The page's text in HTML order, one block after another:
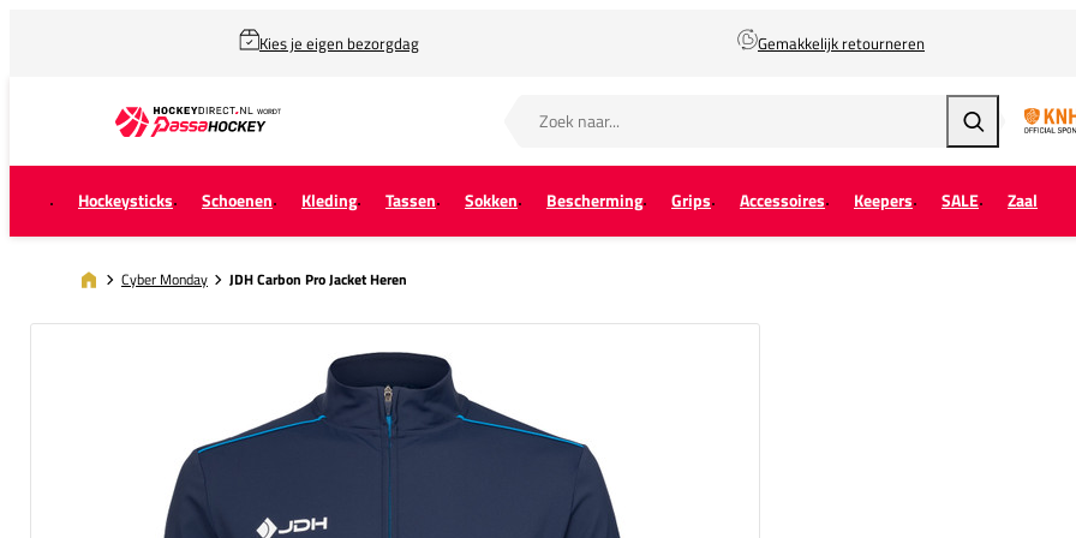
Kies je eigen bezorgdag Gemakkelijk retourneren
Zoeken
Hockeysticks Schoenen Kleding Tassen Sokken Bescherming Grips Accessoires Keepers SALE Zaal
Cyber Monday JDH Carbon Pro Jacket Heren